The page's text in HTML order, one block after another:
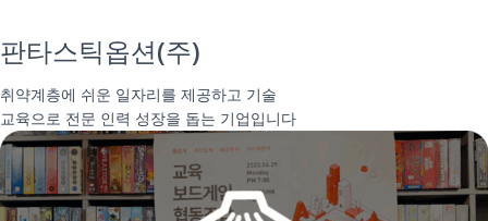
판타스틱옵션(주)
취약계층에 쉬운 일자리를 제공하고 기술
교육으로 전문 인력 성장을 돕는 기업입니다